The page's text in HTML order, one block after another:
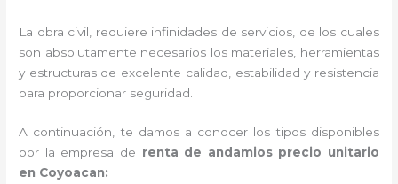
La obra civil, requiere infinidades de servicios, de los cuales
son absolutamente necesarios los materiales, herramientas
y estructuras de excelente calidad, estabilidad y resistencia
para proporcionar seguridad.
A continuación, te damos a conocer los tipos disponibles
por la empresa de renta de andamios precio unitario
en Coyoacan: